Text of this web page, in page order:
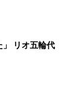
リオ五輪代